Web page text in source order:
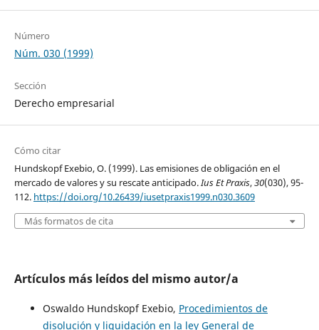
Número
Núm. 030 (1999)
Sección
Derecho empresarial
Cómo citar
Hundskopf Exebio, O. (1999). Las emisiones de obligación en el
mercado de valores y su rescate anticipado.Ius Et Praxis,30(030), 95-
112. https://doi.org/10.26439/iusetpraxis1999.n030.3609
Más formatos de cita
Artículos más leídos del mismo autor/a
Oswaldo Hundskopf Exebio, Procedimientos de
disolución y liquidación en la ley General de